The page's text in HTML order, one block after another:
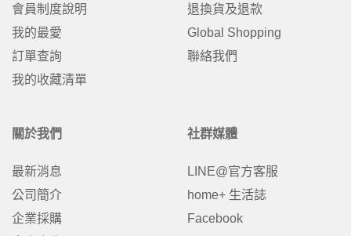
會員制度說明
我的最愛
訂單查詢
我的收藏清單
退換貨及退款
Global Shopping
聯絡我們
關於我們
最新消息
公司簡介
企業採購
社群媒體
LINE@官方客服
home+ 生活誌
Facebook